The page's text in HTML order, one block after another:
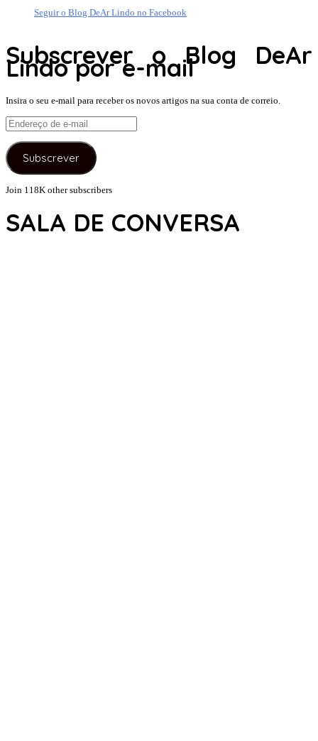
Seguir o Blog DeAr Lindo no Facebook
Subscrever o Blog DeAr
Lindo por e-mail
Insira o seu e-mail para receber os novos artigos na sua conta de correio.
Endereço
de
e-
mail
Subscrever
Join 118K other subscribers
SALA DE CONVERSA